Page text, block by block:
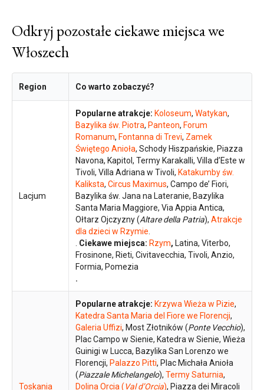
Odkryj pozostałe ciekawe miejsca we
Włoszech
Region Co warto zobaczyć?
Lacjum
Popularne atrakcje: Koloseum, Watykan,
Bazylika św. Piotra, Panteon, Forum
Romanum, Fontanna di Trevi, Zamek
Świętego Anioła, Schody Hiszpańskie, Piazza
Navona, Kapitol, Termy Karakalli, Villa d’Este w
Tivoli, Villa Adriana w Tivoli, Katakumby św.
Kaliksta, Circus Maximus, Campo de’ Fiori,
Bazylika św. Jana na Lateranie, Bazylika
Santa Maria Maggiore, Via Appia Antica,
Ołtarz Ojczyzny (Altare della Patria), Atrakcje
dla dzieci w Rzymie.
. Ciekawe miejsca: Rzym, Latina, Viterbo,
Frosinone, Rieti, Civitavecchia, Tivoli, Anzio,
Formia, Pomezia
.
Toskania
Popularne atrakcje: Krzywa Wieża w Pizie,
Katedra Santa Maria del Fiore we Florencji,
Galeria Uffizi, Most Złotników (Ponte Vecchio),
Plac Campo w Sienie, Katedra w Sienie, Wieża
Guinigi w Lucca, Bazylika San Lorenzo we
Florencji, Palazzo Pitti, Plac Michała Anioła
(Piazzale Michelangelo), Termy Saturnia,
Dolina Orcia (Val d’Orcia), Piazza dei Miracoli